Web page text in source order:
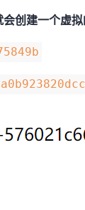
创建一个虚